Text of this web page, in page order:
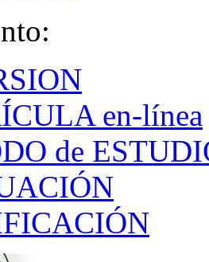
en-línea
de